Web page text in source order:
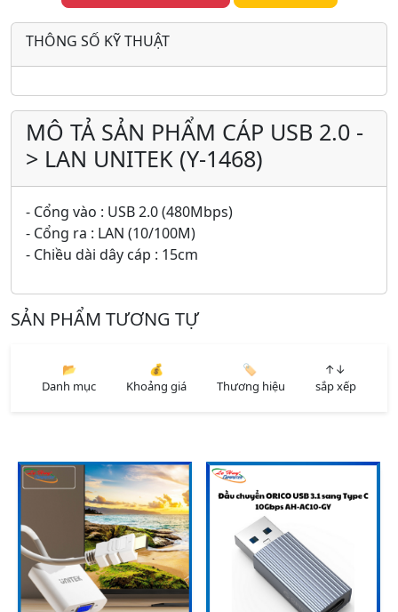
THÔNG SỐ KỸ THUẬT
MÔ TẢ SẢN PHẨM CÁP USB 2.0 -
> LAN UNITEK (Y-1468)
- Cổng vào : USB 2.0 (480Mbps)
- Cổng ra : LAN (10/100M)
- Chiều dài dây cáp : 15cm
SẢN PHẨM TƯƠNG TỰ
📂
Danh mục
💰
Khoảng giá
🏷️
Thương hiệu
↑↓
sắp xếp